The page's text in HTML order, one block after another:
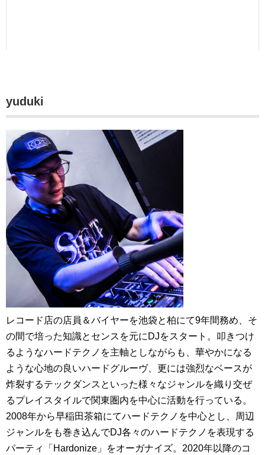
yuduki
レコード店の店員＆バイヤーを池袋と柏にて9年間務め、そ
の間で培った知識とセンスを元にDJをスタート。叩きつけ
るようなハードテクノを主軸としながらも、華やかになる
ような心地の良いハードグルーヴ、更には強烈なベースが
炸裂するテックダンスといった様々なジャンルを織り交ぜ
るプレイスタイルで関東圏内を中心に活動を行っている。
2008年から早稲田茶箱にてハードテクノを中心とし、周辺
ジャンルをも巻き込んでDJ各々のハードテクノを表現する
パーティ「Hardonize」をオーガナイズ。2020年以降のコ